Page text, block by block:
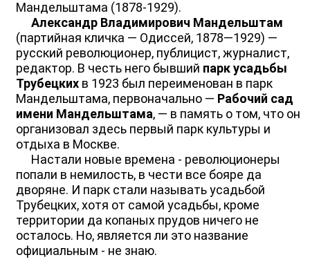
Мандельштама (1878-1929).
Александр Владимирович Мандельштам
(партийная кличка — Одиссей, 1878—1929) —
русский революционер, публицист, журналист,
редактор. В честь него бывший парк усадьбы
Трубецких в 1923 был переименован в парк
Мандельштама, первоначально — Рабочий сад
имени Мандельштама, — в память о том, что он
организовал здесь первый парк культуры и
отдыха в Москве.
Настали новые времена - революционеры
попали в немилость, в чести все бояре да
дворяне. И парк стали называть усадьбой
Трубецких, хотя от самой усадьбы, кроме
территории да копаных прудов ничего не
осталось. Но, является ли это название
официальным - не знаю.